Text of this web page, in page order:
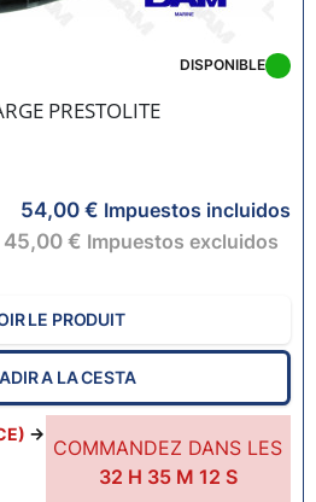
PRESTOLITE
→
COMMANDEZ DANS LES
32 H 35 M11S
DISPONIBLE
54,00 € Impuestos incluidos
45,00 € Impuestos excluidos
LE PRODUIT
A LA CESTA